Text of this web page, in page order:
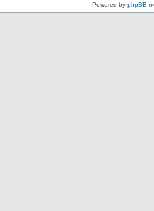
Powered by phpBB